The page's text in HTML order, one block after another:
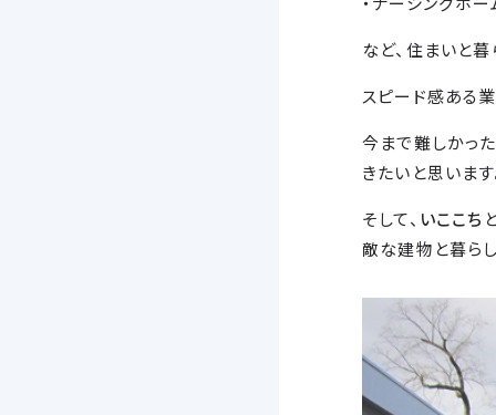
など、住まいと
スピード感ある
今まで難しかっ
きたいと思います
そして、 いここち
敵な建物と暮ら